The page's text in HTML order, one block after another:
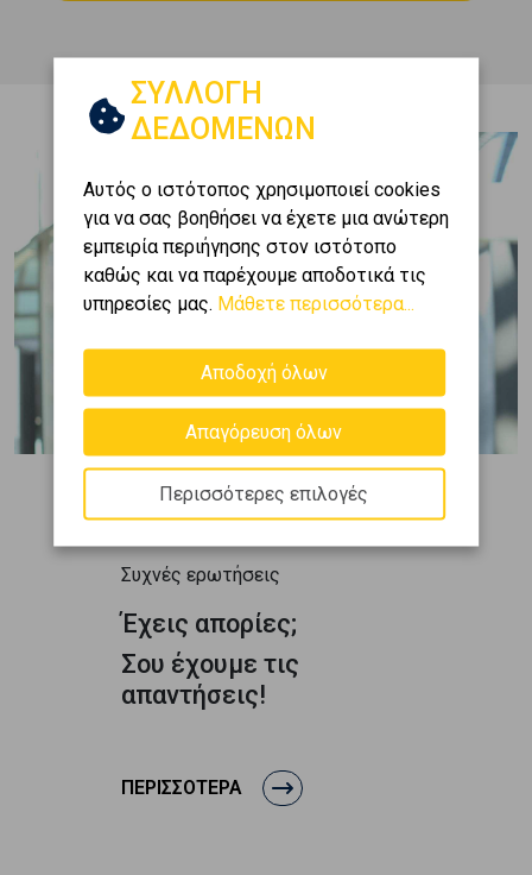
Συχνές ερωτήσεις
Έχεις απορίες;
Σου έχουμε τις
απαντήσεις!
ΠΕΡΙΣΣΟΤΕΡΑ
ΣΥΛΛΟΓΗ
ΔΕΔΟΜΕΝΩΝ
Αυτός ο ιστότοπος χρησιμοποιεί cookies
για να σας βοηθήσει να έχετε μια ανώτερη
εμπειρία περιήγησης στον ιστότοπο
καθώς και να παρέχουμε αποδοτικά τις
υπηρεσίες μας. Μάθετε περισσότερα...
Αποδοχή όλων
Απαγόρευση όλων
Περισσότερες επιλογές